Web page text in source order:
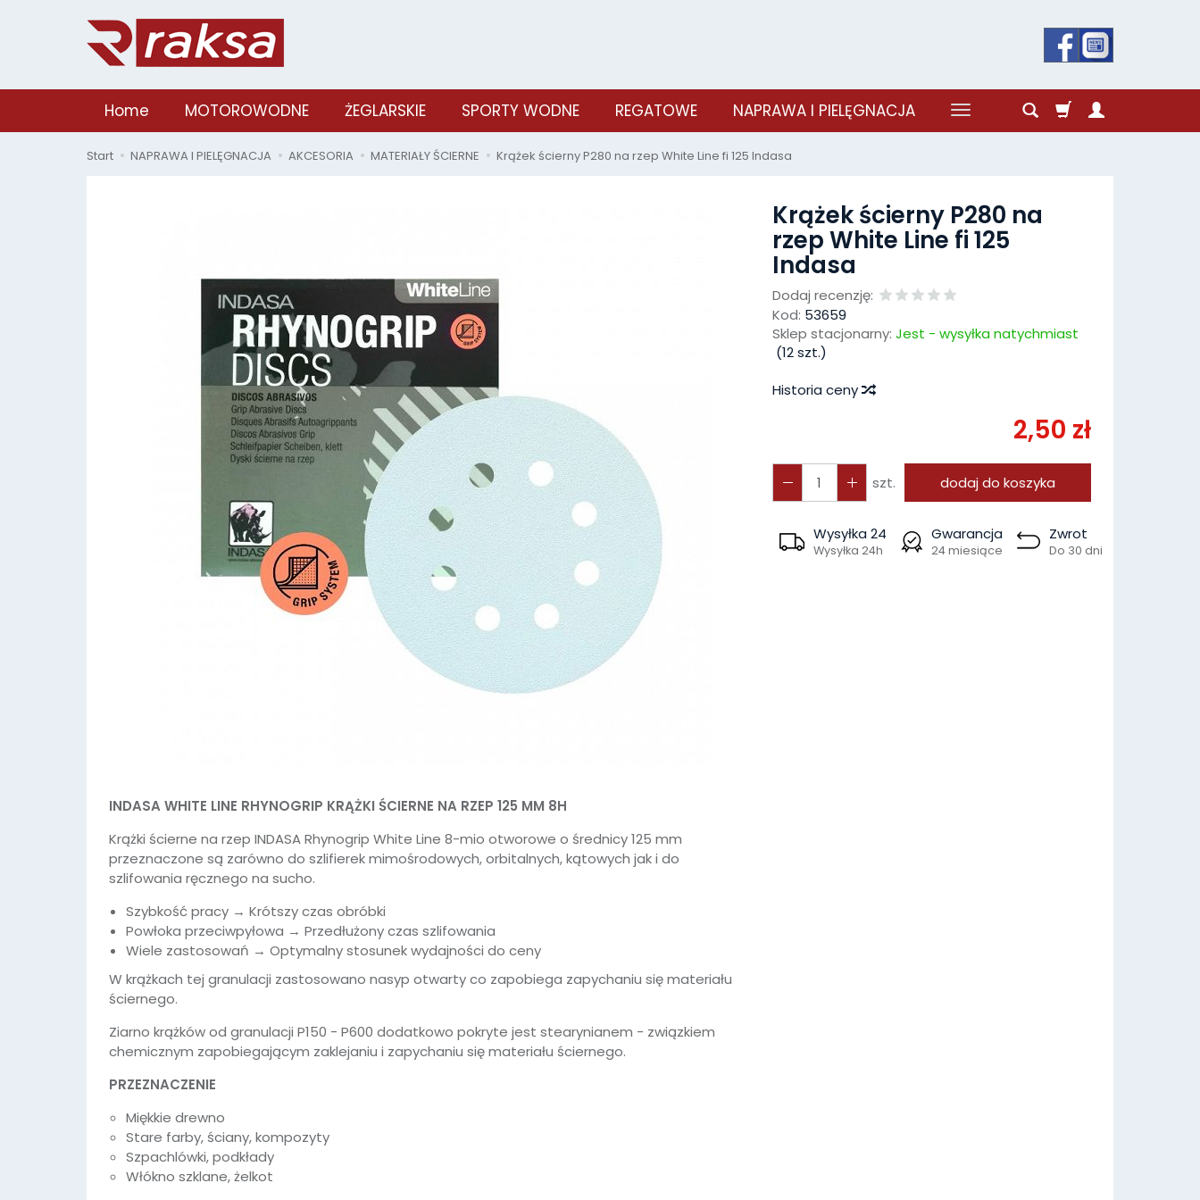
Home MOTOROWODNE ŻEGLARSKIE SPORTY WODNE REGATOWE NAPRAWA I PIELĘGNACJA
Start NAPRAWA I PIELĘGNACJA AKCESORIA MATERIAŁY ŚCIERNE Krążek ścierny P280 na rzep White Line fi 125 Indasa
Krążek ścierny P280 na
rzep White Line fi 125
Indasa
Dodaj recenzję:
Kod: 53659
Sklep stacjonarny: Jest - wysyłka natychmiast
(12szt.)
Historia ceny
2,50 zł
szt. dodaj do koszyka
Wysyłka 24
Wysyłka 24h
Gwarancja
24 miesiące
Zwrot
Do 30 dni
INDASA WHITE LINE RHYNOGRIP KRĄŻKI ŚCIERNE NA RZEP 125 MM 8H
Krążki ścierne na rzep INDASA Rhynogrip White Line 8-mio otworowe o średnicy 125 mm
przeznaczone są zarówno do szlifierek mimośrodowych, orbitalnych, kątowych jak i do
szlifowania ręcznego na sucho.
Szybkość pracy → Krótszy czas obróbki
Powłoka przeciwpyłowa → Przedłużony czas szlifowania
Wiele zastosowań → Optymalny stosunek wydajności do ceny
W krążkach tej granulacji zastosowano nasyp otwarty co zapobiega zapychaniu się materiału
ściernego.
Ziarno krążków od granulacji P150 - P600 dodatkowo pokryte jest stearynianem - związkiem
chemicznym zapobiegającym zaklejaniu i zapychaniu się materiału ściernego.
PRZEZNACZENIE
Miękkie drewno
Stare farby, ściany, kompozyty
Szpachlówki, podkłady
Włókno szklane, żelkot